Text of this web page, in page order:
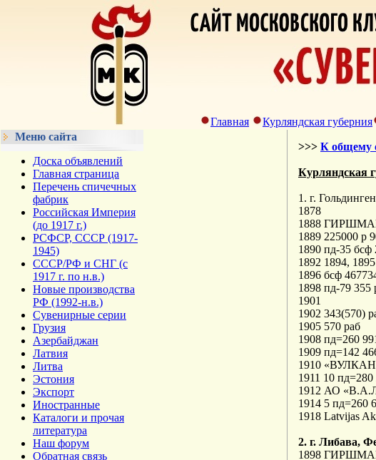
Главная Курляндская губерния
Меню сайта
Доска объявлений
Главная страница
Перечень спичечных
фабрик
Российская Империя
(до 1917 г.)
РСФСР, СССР (1917-
1945)
СССР/РФ и СНГ (с
1917 г. по н.в.)
Новые производства
РФ (1992-н.в.)
Сувенирные серии
Грузия
Азербайджан
Латвия
Литва
Эстония
Экспорт
Иностранные
Каталоги и прочая
литература
Наш форум
Обратная связь
>>> К общему
Курляндская
1. г.
1878
1888
1889 225000 р
1890 пд-35 бсф
1892 1894,
1896 бсф
1898 пд-79 355
1901
1902 343(570)
1905 570 раб
1908 пд=260
1909 пд=142
1910 «ВУЛКАН
1911 10
1912 АО
1914 5 пд=260
1918 Latvijas
2. г. Либава,
1898